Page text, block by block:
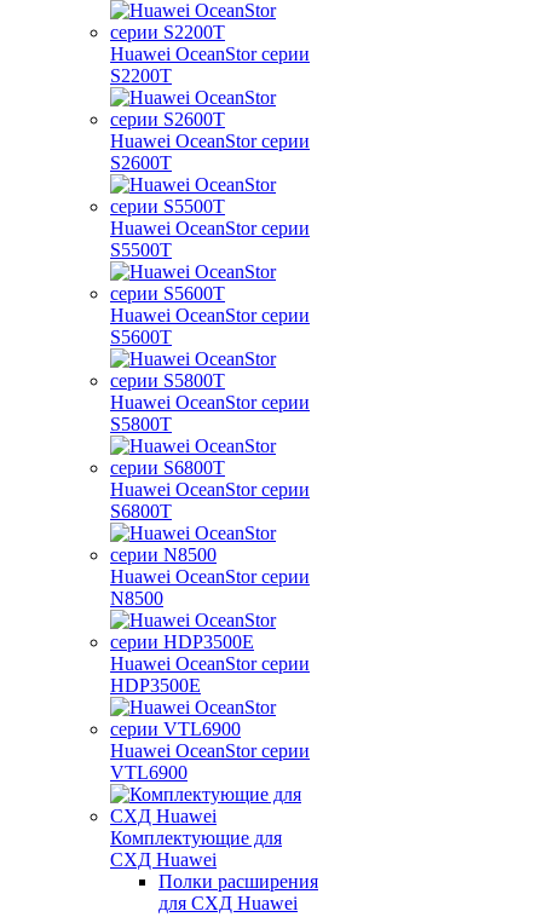
Huawei OceanStor серии
S2200T
Huawei OceanStor серии
S2600T
Huawei OceanStor серии
S5500T
Huawei OceanStor серии
S5600T
Huawei OceanStor серии
S5800T
Huawei OceanStor серии
S6800T
Huawei OceanStor серии
N8500
Huawei OceanStor серии
HDP3500E
Huawei OceanStor серии
VTL6900
Комплектующие для
СХД Huawei
Полки расширения
для СХД Huawei